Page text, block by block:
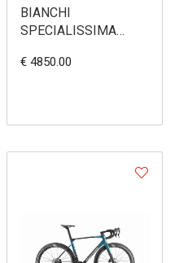
BIANCHI
SPECIALISSIMA
€ 4850.00